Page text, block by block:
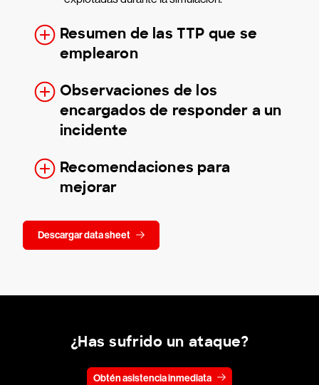
Resumen de las TTP que se
emplearon
Observaciones de los
encargados de responder a un
incidente
Recomendaciones para
mejorar
Descargar data sheet
¿Has sufrido un ataque?
Obtén asistencia inmediata